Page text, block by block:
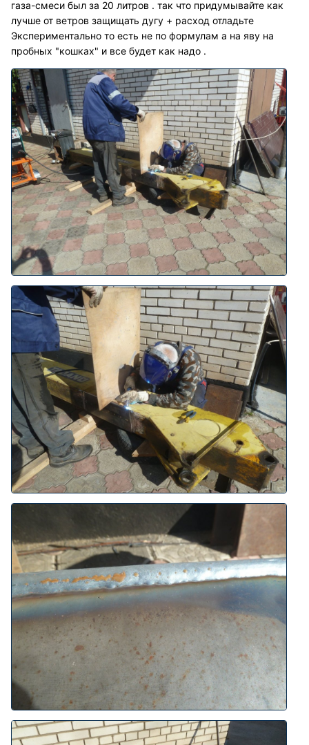
газа-смеси был за 20 литров . так что придумывайте как
лучше от ветров защищать дугу + расход отладьте
Экспериментально то есть не по формулам а на яву на
пробных "кошках" и все будет как надо .